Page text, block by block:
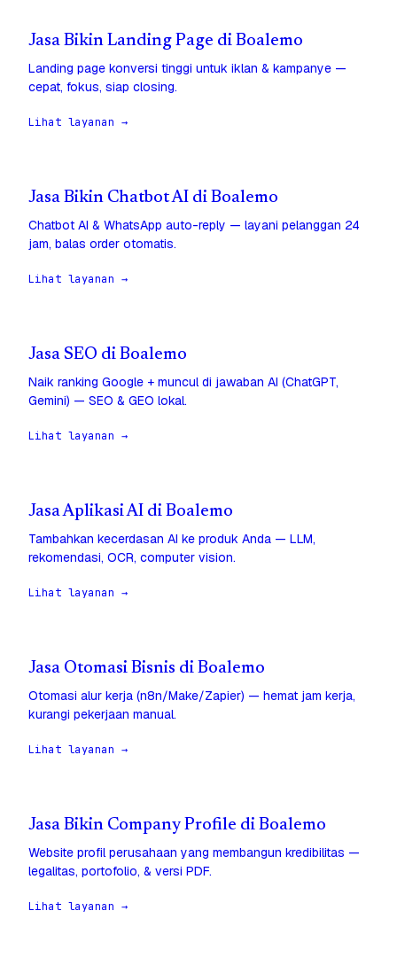
Jasa Bikin Landing Page di Boalemo
Landing page konversi tinggi untuk iklan & kampanye —
cepat, fokus, siap closing.
Lihat layanan →
Jasa Bikin Chatbot AI di Boalemo
Chatbot AI & WhatsApp auto-reply — layani pelanggan 24
jam, balas order otomatis.
Lihat layanan →
Jasa SEO di Boalemo
Naik ranking Google + muncul di jawaban AI (ChatGPT,
Gemini) — SEO & GEO lokal.
Lihat layanan →
Jasa Aplikasi AI di Boalemo
Tambahkan kecerdasan AI ke produk Anda — LLM,
rekomendasi, OCR, computer vision.
Lihat layanan →
Jasa Otomasi Bisnis di Boalemo
Otomasi alur kerja (n8n/Make/Zapier) — hemat jam kerja,
kurangi pekerjaan manual.
Lihat layanan →
Jasa Bikin Company Profile di Boalemo
Website profil perusahaan yang membangun kredibilitas —
legalitas, portofolio, & versi PDF.
Lihat layanan →